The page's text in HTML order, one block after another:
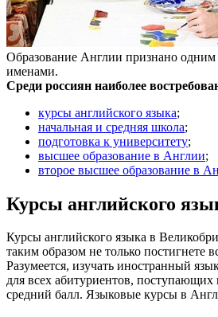
Образование Англии признано
именами.
Среди россиян наиболее
курсы английского языка;
начальная и средняя школа;
подготовка к университету;
высшее образование в Англии;
второе высшее образование в
Курсы английского
Курсы английского языка в
таким образом не только постигнете
Разумеется, изучать иностранный
для всех абитуриентов, поступающих
средний балл. Языковые курсы в